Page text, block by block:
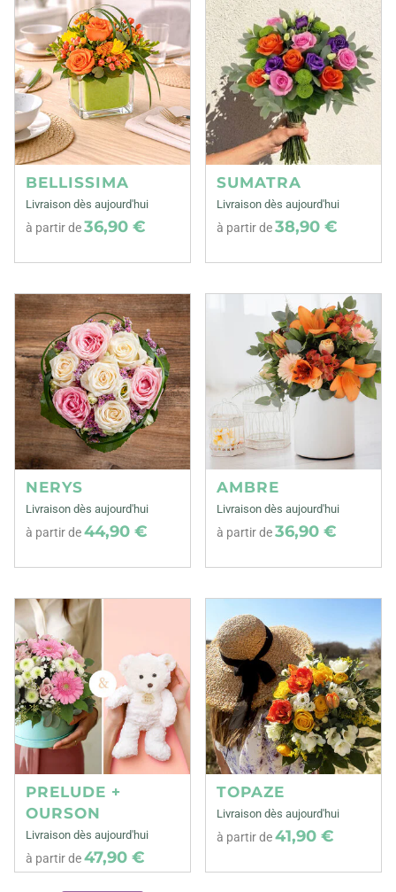
BELLISSIMA
Livraison dès aujourd'hui
à partir de36,90 €
SUMATRA
Livraison dès aujourd'hui
à partir de38,90 €
NERYS
Livraison dès aujourd'hui
à partir de44,90 €
AMBRE
Livraison dès aujourd'hui
à partir de36,90 €
PRELUDE +
OURSON
Livraison dès aujourd'hui
à partir de47,90 €
TOPAZE
Livraison dès aujourd'hui
à partir de41,90 €